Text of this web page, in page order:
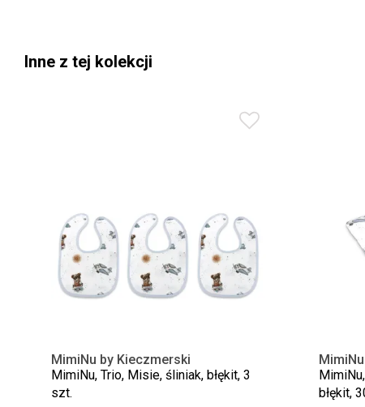
Inne z tej kolekcji
MimiNu by Kieczmerski
MimiNu, Trio, Misie, śliniak, błękit, 3
szt.
błękit,